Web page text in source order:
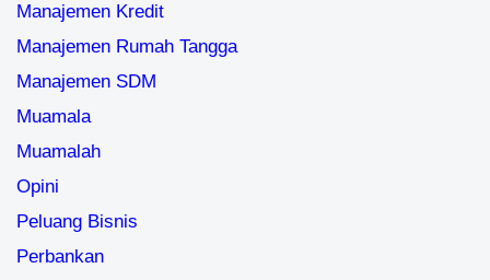
Manajemen Kredit
Manajemen Rumah Tangga
Manajemen SDM
Muamala
Muamalah
Opini
Peluang Bisnis
Perbankan